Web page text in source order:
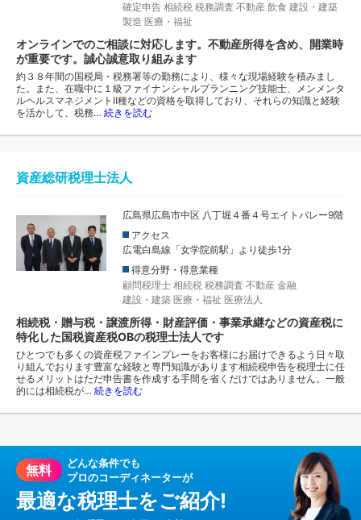
確定申告 相続税 税務調査 不動産 飲食 建設・建築
製造 医療・福祉
オンラインでのご相談に対応します。不動産所得を含め、開業時
が重要です。誠心誠意取り組みます
約３８年間の国税局・税務署等の勤務により、様々な現場経験を積みまし
た。また、在職中に１級ファイナンシャルプランニング技能士、メンメンタ
ルヘルスマネジメントⅡ種などの資格を取得しており、それらの知識と経験
を活かして、税務… 続きを読む
資産総研税理士法人
広島県広島市中区 八丁堀４番４号エイトバレー9階
アクセス
広電白島線「女学院前駅」より徒歩1分
得意分野・得意業種
顧問税理士 相続税 税務調査 不動産 金融
建設・建築 医療・福祉 医療法人
相続税・贈与税・譲渡所得・財産評価・事業承継などの資産税に
特化した国税資産税OBの税理士法人です
ひとつでも多くの資産税ファインプレーをお客様にお届けできるよう日々取
り組んでおります豊富な経験と専門知識があります相続税申告を税理士に任
せるメリットはただ申告書を作成する手間を省くだけではありません。一般
的には相続税が… 続きを読む
無料
どんな条件でも
プロのコーディネーターが
最適な税理士をご紹介!